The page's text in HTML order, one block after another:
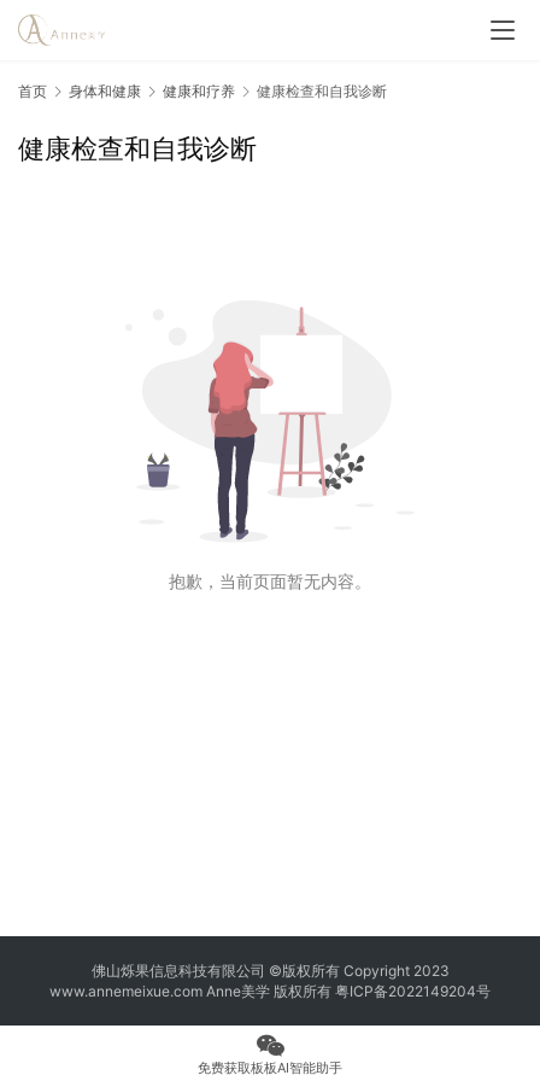
首页 身体和健康 健康和疗养 健康检查和自我诊断
健康检查和自我诊断
抱歉，当前页面暂无内容。
佛山烁果信息科技有限公司 ©版权所有 Copyright 2023
www.annemeixue.com Anne美学 版权所有 粤ICP备2022149204号
免费获取板板AI智能助手